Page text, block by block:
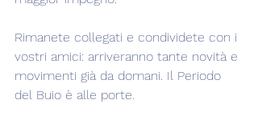
Rimanete collegati e condividete con i
vostri amici: arriveranno tante novità e
movimenti già da domani. Il Periodo
del Buio è alle porte.